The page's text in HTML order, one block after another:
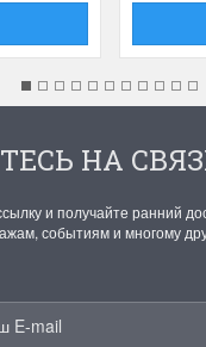
НА
и получайте ранний
событиям и многому